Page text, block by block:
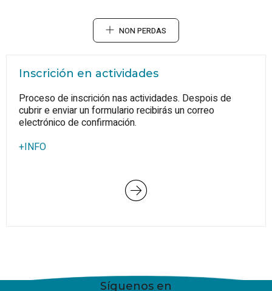
NON PERDAS
Inscrición en actividades
Proceso de inscrición nas actividades. Despois de
cubrir e enviar un formulario recibirás un correo
electrónico de confirmación.
+INFO
Síguenos en